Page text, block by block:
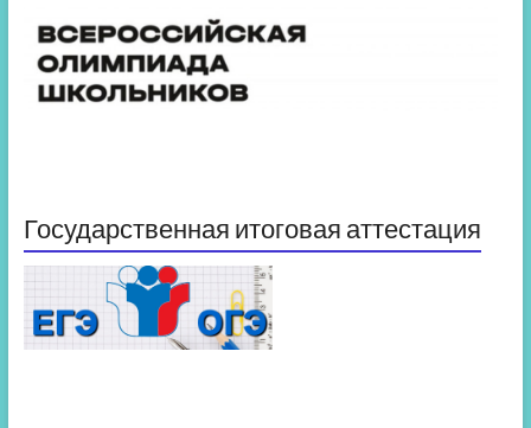
Государственная итоговая аттестация